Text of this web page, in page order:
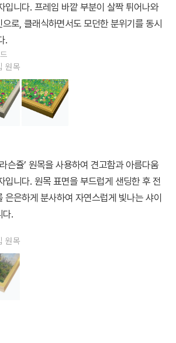
입니다. 프레임 바깥 부분이 살짝 튀어나와
로, 클래식하면서도 모던한 분위기를 동시
.
원목
슨쥴’ 원목을 사용하여 견고함과 아름다움
입니다. 원목 표면을 부드럽게 샌딩한 후 전
은은하게 분사하여 자연스럽게 빛나는 샤이
다.
원목